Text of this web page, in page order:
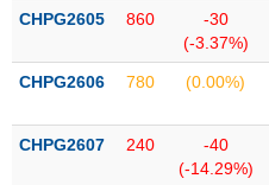
yết
sung
niêm
yết
CHPG2605 860
-30
(-3.37%)
CHPG2606 780 (0.00%)
CHPG2607 240
-40
(-14.29%)
TRÁI